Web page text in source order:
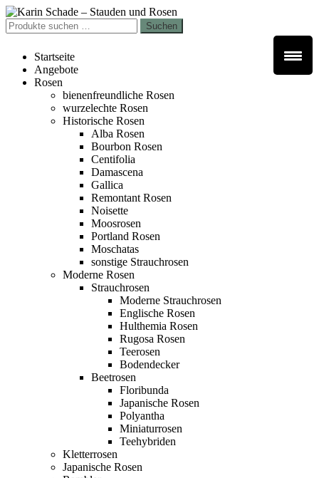
Zur
Navigation
springen
Zum
Inhalt
springen
Suchen
nach:
Suchen
Startseite
Angebote
Rosen
bienenfreundliche Rosen
wurzelechte Rosen
Historische Rosen
Alba Rosen
Bourbon Rosen
Centifolia
Damascena
Gallica
Remontant Rosen
Noisette
Moosrosen
Portland Rosen
Moschatas
sonstige Strauchrosen
Moderne Rosen
Strauchrosen
Moderne Strauchrosen
Englische Rosen
Hulthemia Rosen
Rugosa Rosen
Teerosen
Bodendecker
Beetrosen
Floribunda
Japanische Rosen
Polyantha
Miniaturrosen
Teehybriden
Kletterrosen
Japanische Rosen